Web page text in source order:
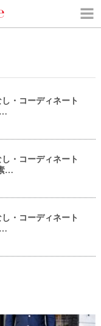
・コーディネート
…
・コーディネート
…
・コーディネート
…